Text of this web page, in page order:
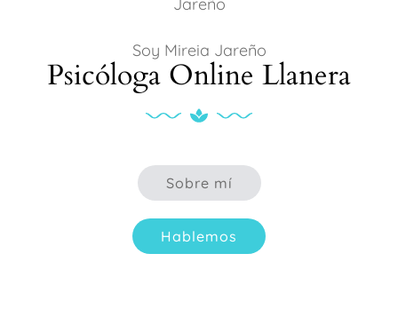
Soy Mireia Jareño
Psicóloga Online Llanera
Sobre mí
Hablemos